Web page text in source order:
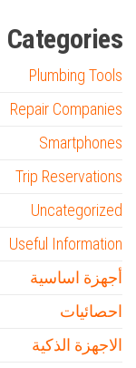
Categories
Plumbing Tools
Repair Companies
Smartphones
Trip Reservations
Uncategorized
Useful Information
أجهزة اساسية
احصائيات
الاجهزة الذكية